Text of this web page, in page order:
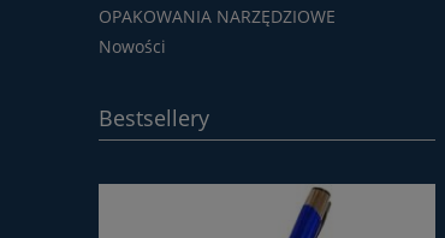
OPAKOWANIA NARZĘDZIOWE
Nowości
Bestsellery